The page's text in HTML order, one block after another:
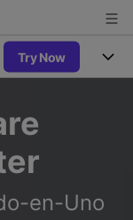
Try Now
a
Nuevo
en-Uno